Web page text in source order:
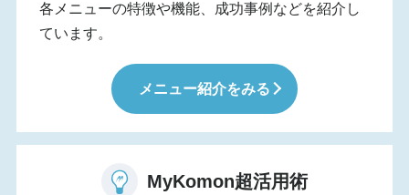
各メニューの特徴や機能、成功事例などを紹介し
ています。
メニュー紹介をみる
MyKomon超活用術